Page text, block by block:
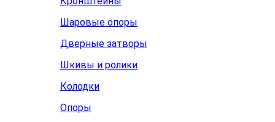
Шаровые опоры
Дверные затворы
Шкивы и ролики
Колодки
Опоры